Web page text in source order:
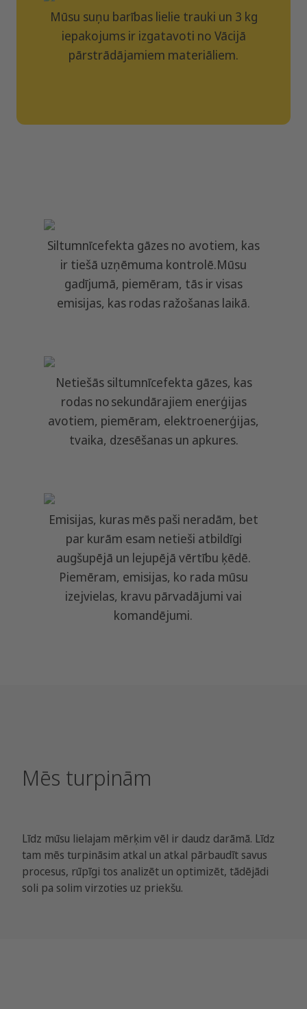
Mūsu suņu barības lielie trauki un 3 kg
iepakojums ir izgatavoti no Vācijā
pārstrādājamiem materiāliem.
Siltumnīcefekta gāzes no avotiem, kas
ir tiešā uzņēmuma kontrolē.Mūsu
gadījumā, piemēram, tās ir visas
emisijas, kas rodas ražošanas laikā.
Netiešās siltumnīcefekta gāzes, kas
rodas no sekundārajiem enerģijas
avotiem, piemēram, elektroenerģijas,
tvaika, dzesēšanas un apkures.
Emisijas, kuras mēs paši neradām, bet
par kurām esam netieši atbildīgi
augšupējā un lejupējā vērtību ķēdē.
Piemēram, emisijas, ko rada mūsu
izejvielas, kravu pārvadājumi vai
komandējumi.
Mēs turpinām
Līdz mūsu lielajam mērķim vēl ir daudz darāmā. Līdz
tam mēs turpināsim atkal un atkal pārbaudīt savus
procesus, rūpīgi tos analizēt un optimizēt, tādējādi
soli pa solim virzoties uz priekšu.